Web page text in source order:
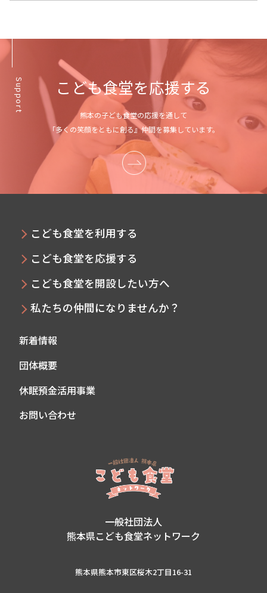
Support こども食堂を応援する
熊本の子ども食堂の応援を通して
「多くの笑顔をともに創る』仲間を募集しています。
こども食堂を利用する
こども食堂を応援する
こども食堂を開設したい方へ
私たちの仲間になりませんか？
新着情報
団体概要
休眠預金活用事業
お問い合わせ
一般社団法人
熊本県こども食堂ネットワーク
熊本県熊本市東区桜木2丁目16-31